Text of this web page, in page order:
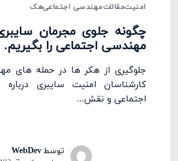
امنیتمقالاتمهندسی اجتماعیهک
چگونه جلوی مجرمان
مهندسی اجتماعی را بگیریم.
جلوگیری از هکر ها در حمله های
کارشناسان امنیت سایبری
اجتماعی و نقش...
توسطWebDev